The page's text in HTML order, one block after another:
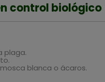
control biológico
plaga.
blanca o ácaros.